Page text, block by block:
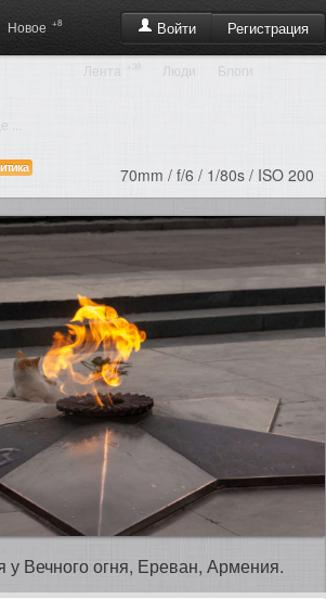
Войти Регистрация
Новое +8
Лента Люди Блоги
...
70mm / f/6 / 1/80s / ISO 200
у Вечного огня, Ереван, Армения.